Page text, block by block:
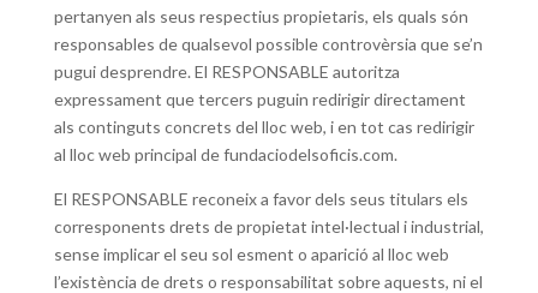
pertanyen als seus respectius propietaris, els quals són
responsables de qualsevol possible controvèrsia que se’n
pugui desprendre. El RESPONSABLE autoritza
expressament que tercers puguin redirigir directament
als continguts concrets del lloc web, i en tot cas redirigir
al lloc web principal de fundaciodelsoficis.com.
El RESPONSABLE reconeix a favor dels seus titulars els
corresponents drets de propietat intel·lectual i industrial,
sense implicar el seu sol esment o aparició al lloc web
l’existència de drets o responsabilitat sobre aquests, ni el